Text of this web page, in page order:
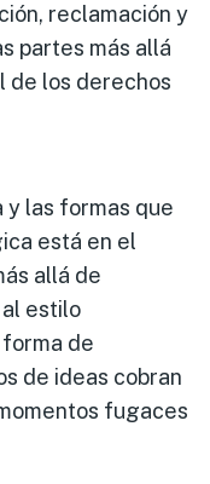
reclamación y
partes más allá
de los derechos
y las formas que
está en el
allá de
estilo
de
de ideas cobran
fugaces